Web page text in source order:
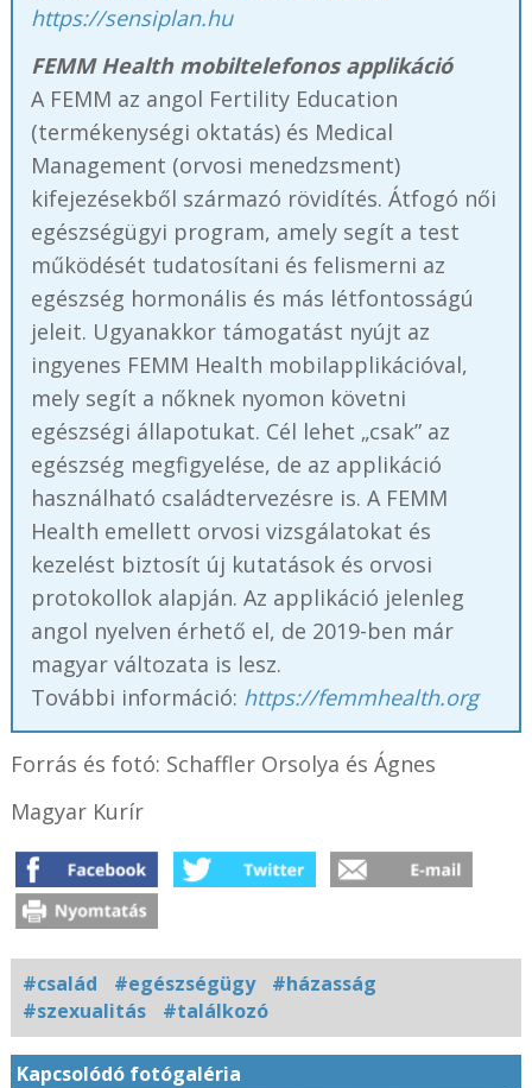
https://sensiplan.hu
FEMM Health mobiltelefonos applikáció
A FEMM az angol Fertility Education
(termékenységi oktatás) és Medical
Management (orvosi menedzsment)
kifejezésekből származó rövidítés. Átfogó női
egészségügyi program, amely segít a test
működését tudatosítani és felismerni az
egészség hormonális és más létfontosságú
jeleit. Ugyanakkor támogatást nyújt az
ingyenes FEMM Health mobilapplikációval,
mely segít a nőknek nyomon követni
egészségi állapotukat. Cél lehet „csak” az
egészség megfigyelése, de az applikáció
használható családtervezésre is. A FEMM
Health emellett orvosi vizsgálatokat és
kezelést biztosít új kutatások és orvosi
protokollok alapján. Az applikáció jelenleg
angol nyelven érhető el, de 2019-ben már
magyar változata is lesz.
További információ: https://femmhealth.org
Forrás és fotó: Schaffler Orsolya és Ágnes
Magyar Kurír
#család #egészségügy
#házasság
#szexualitás
#találkozó
Kapcsolódó fotógaléria